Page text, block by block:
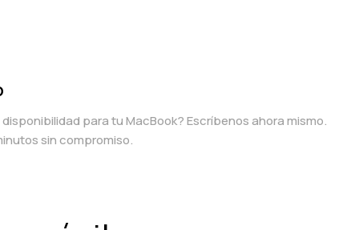
para tu MacBook? Escríbenos ahora mismo.
sin compromiso.